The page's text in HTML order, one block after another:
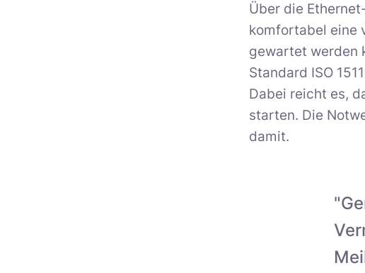
Über die
komfortabel eine
gewartet werden
Standard ISO
Dabei reicht es,
starten. Die
damit.